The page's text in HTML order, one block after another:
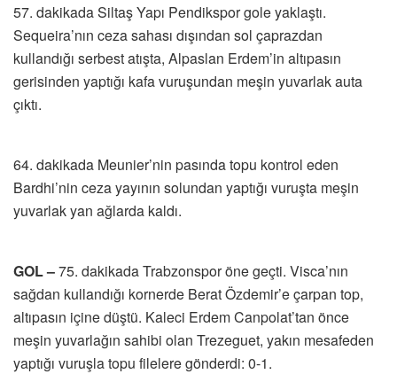
57. dakikada Siltaş Yapı Pendikspor gole yaklaştı.
Sequeira’nın ceza sahası dışından sol çaprazdan
kullandığı serbest atışta, Alpaslan Erdem’in altıpasın
gerisinden yaptığı kafa vuruşundan meşin yuvarlak auta
çıktı.
64. dakikada Meunier’nin pasında topu kontrol eden
Bardhi’nin ceza yayının solundan yaptığı vuruşta meşin
yuvarlak yan ağlarda kaldı.
GOL –75. dakikada Trabzonspor öne geçti. Visca’nın
sağdan kullandığı kornerde Berat Özdemir’e çarpan top,
altıpasın içine düştü. Kaleci Erdem Canpolat’tan önce
meşin yuvarlağın sahibi olan Trezeguet, yakın mesafeden
yaptığı vuruşla topu filelere gönderdi: 0-1.